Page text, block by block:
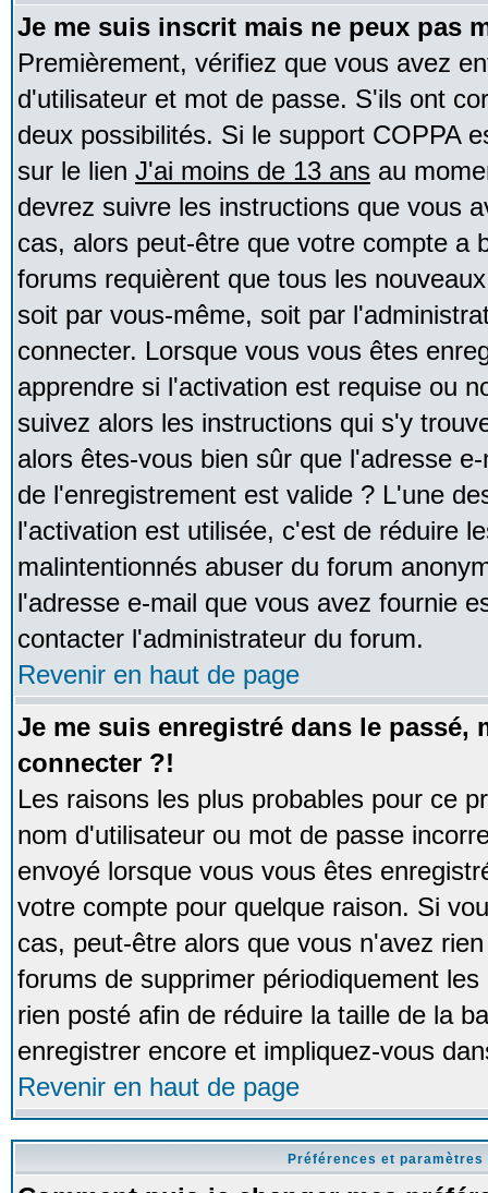
Je me suis inscrit mais ne peux pas
Premièrement, vérifiez que vous avez
d'utilisateur et mot de passe. S'ils ont
deux possibilités. Si le support COPPA
sur le lien J'ai moins de 13 ans au
devrez suivre les instructions que vous
cas, alors peut-être que votre compte a
forums requièrent que tous les
soit par vous-même, soit par
connecter. Lorsque vous vous êtes
apprendre si l'activation est requise ou
suivez alors les instructions qui s'y
alors êtes-vous bien sûr que l'adresse
de l'enregistrement est valide ? L'une
l'activation est utilisée, c'est de réduire
malintentionnés abuser du forum
l'adresse e-mail que vous avez fournie
contacter l'administrateur du forum.
Revenir en haut de page
Je me suis enregistré dans le passé,
connecter ?!
Les raisons les plus probables pour ce
nom d'utilisateur ou mot de passe
envoyé lorsque vous vous êtes
votre compte pour quelque raison. Si
cas, peut-être alors que vous n'avez
forums de supprimer périodiquement
rien posté afin de réduire la taille de la
enregistrer encore et impliquez-vous
Revenir en haut de page
Préférences et